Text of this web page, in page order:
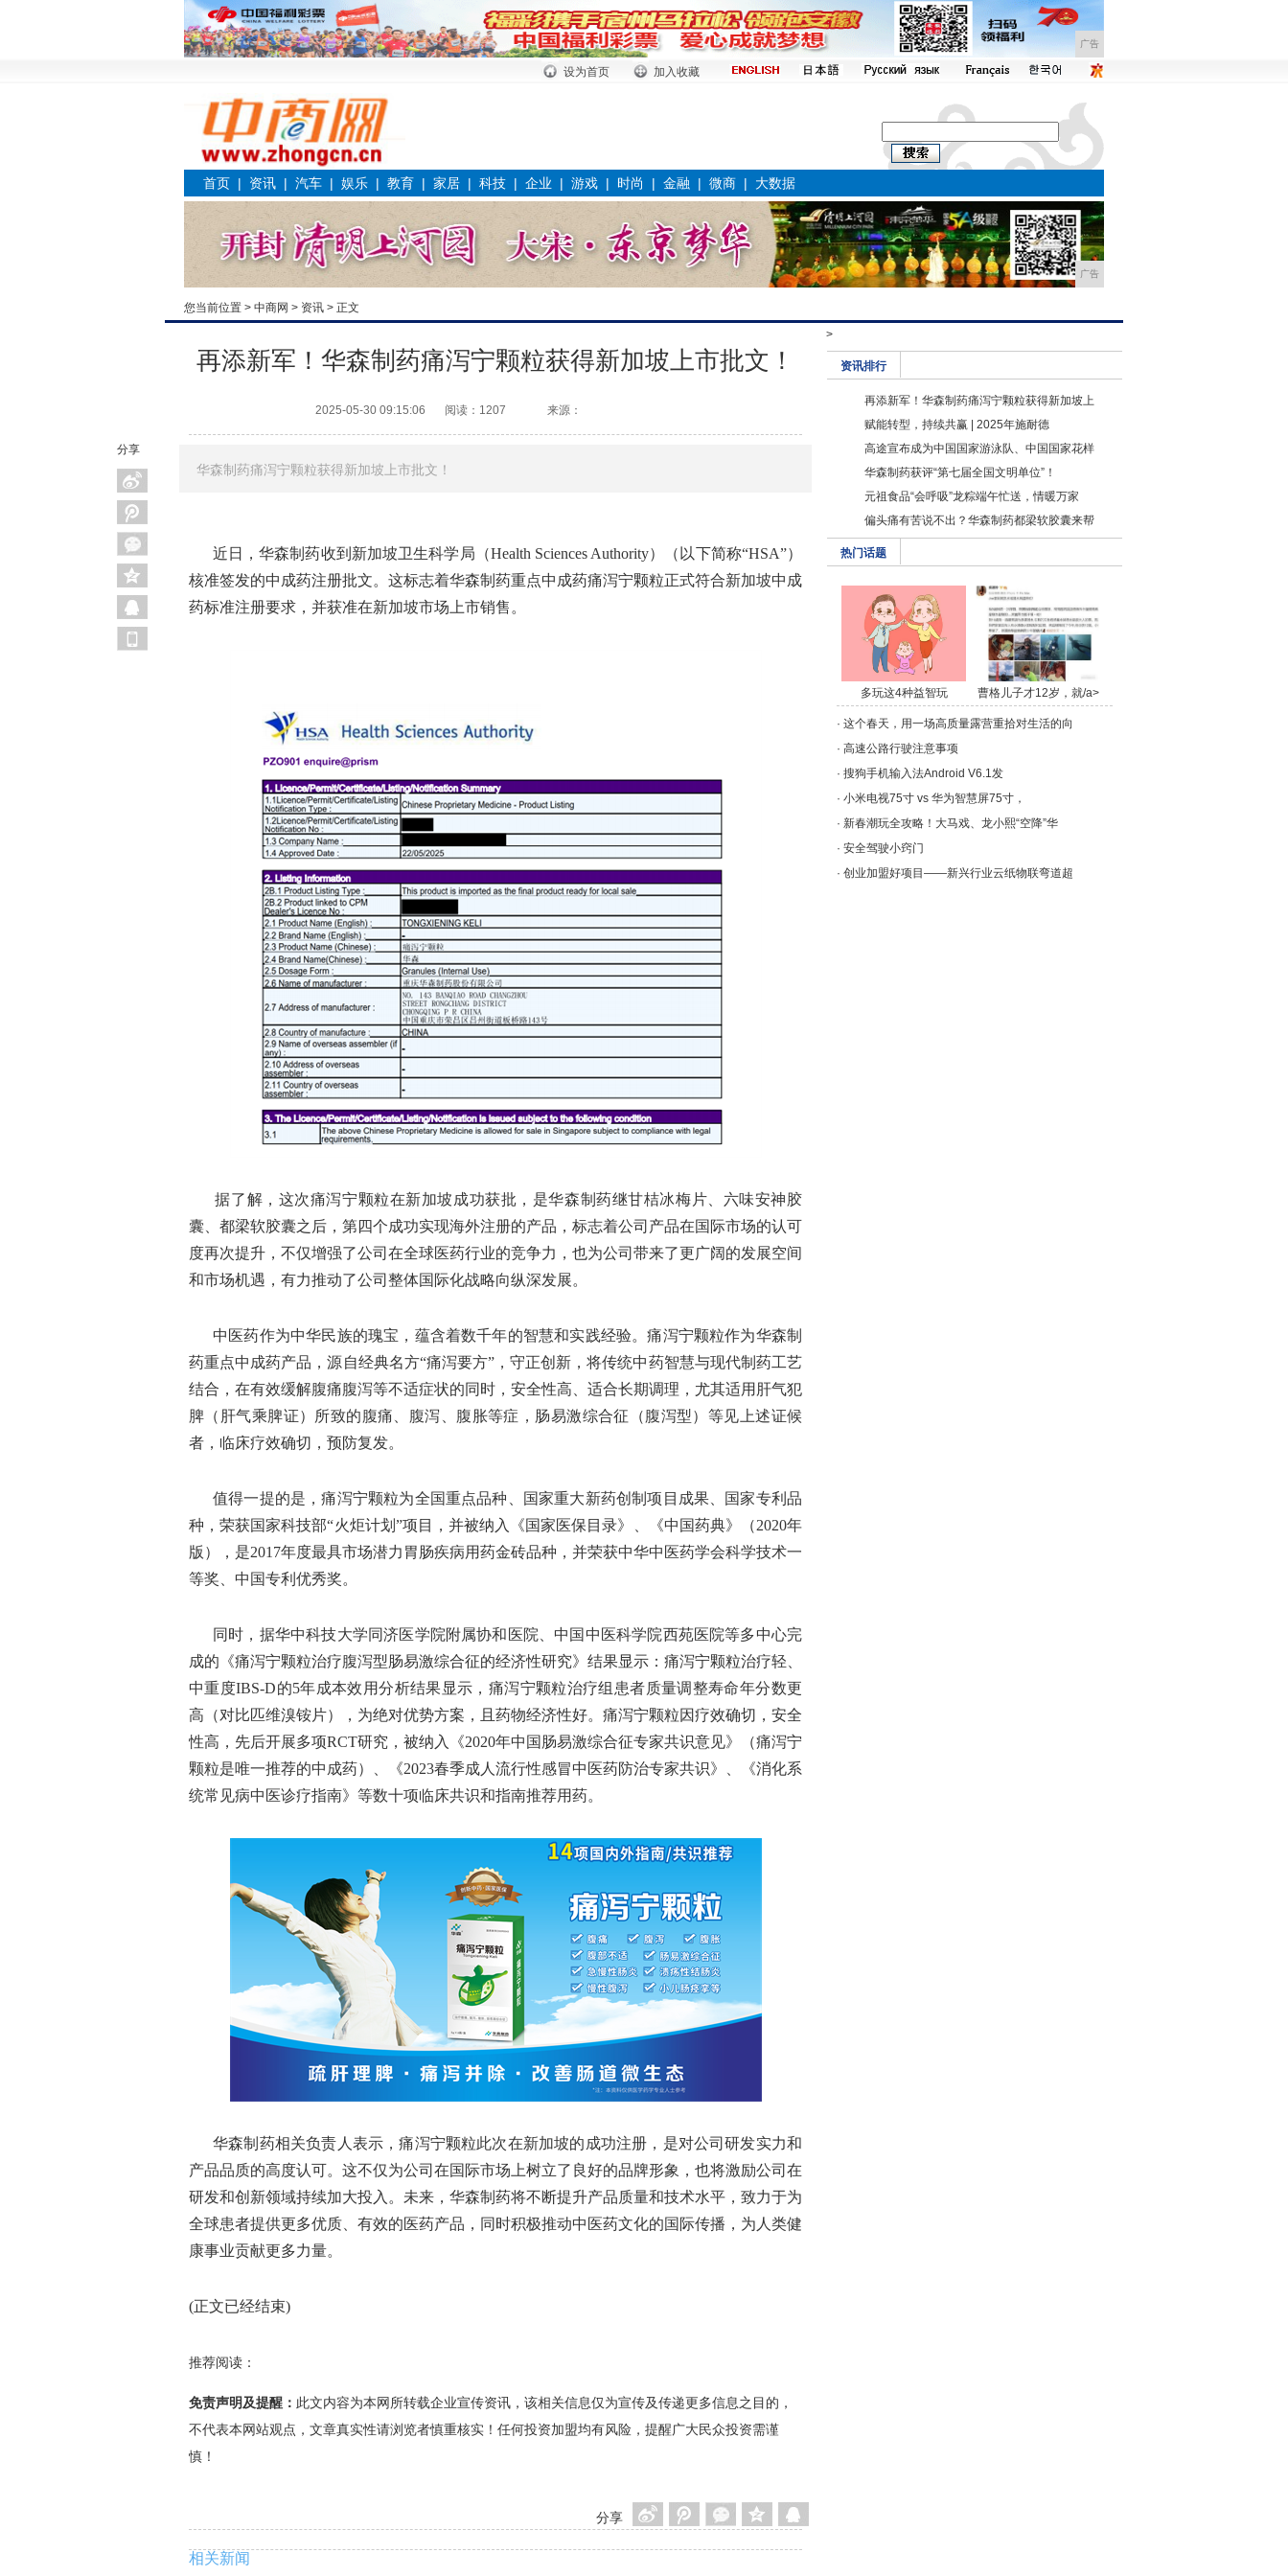
广告
设为首页 加入收藏
首页 | 资讯 | 汽车 | 娱乐 | 教育 | 家居 | 科技 | 企业 | 游戏 | 时尚 | 金融 | 微商 | 大数据
广告
您当前位置 > 中商网 > 资讯 > 正文
>
分享
再添新军！华森制药痛泻宁颗粒获得新加坡上市批文！
2025-05-30 09:15:06 阅读：1207 来源：
华森制药痛泻宁颗粒获得新加坡上市批文！
近日，华森制药收到新加坡卫生科学局（Health Sciences Authority）（以下简称“HSA”）
核准签发的中成药注册批文。这标志着华森制药重点中成药痛泻宁颗粒正式符合新加坡中成
药标准注册要求，并获准在新加坡市场上市销售。
据了解，这次痛泻宁颗粒在新加坡成功获批，是华森制药继甘桔冰梅片、六味安神胶
囊、都梁软胶囊之后，第四个成功实现海外注册的产品，标志着公司产品在国际市场的认可
度再次提升，不仅增强了公司在全球医药行业的竞争力，也为公司带来了更广阔的发展空间
和市场机遇，有力推动了公司整体国际化战略向纵深发展。
中医药作为中华民族的瑰宝，蕴含着数千年的智慧和实践经验。痛泻宁颗粒作为华森制
药重点中成药产品，源自经典名方“痛泻要方”，守正创新，将传统中药智慧与现代制药工艺
结合，在有效缓解腹痛腹泻等不适症状的同时，安全性高、适合长期调理，尤其适用肝气犯
脾（肝气乘脾证）所致的腹痛、腹泻、腹胀等症，肠易激综合征（腹泻型）等见上述证候
者，临床疗效确切，预防复发。
值得一提的是，痛泻宁颗粒为全国重点品种、国家重大新药创制项目成果、国家专利品
种，荣获国家科技部“火炬计划”项目，并被纳入《国家医保目录》、《中国药典》（2020年
版），是2017年度最具市场潜力胃肠疾病用药金砖品种，并荣获中华中医药学会科学技术一
等奖、中国专利优秀奖。
同时，据华中科技大学同济医学院附属协和医院、中国中医科学院西苑医院等多中心完
成的《痛泻宁颗粒治疗腹泻型肠易激综合征的经济性研究》结果显示：痛泻宁颗粒治疗轻、
中重度IBS-D的5年成本效用分析结果显示，痛泻宁颗粒治疗组患者质量调整寿命年分数更
高（对比匹维溴铵片），为绝对优势方案，且药物经济性好。痛泻宁颗粒因疗效确切，安全
性高，先后开展多项RCT研究，被纳入《2020年中国肠易激综合征专家共识意见》（痛泻宁
颗粒是唯一推荐的中成药）、《2023春季成人流行性感冒中医药防治专家共识》、《消化系
统常见病中医诊疗指南》等数十项临床共识和指南推荐用药。
华森制药相关负责人表示，痛泻宁颗粒此次在新加坡的成功注册，是对公司研发实力和
产品品质的高度认可。这不仅为公司在国际市场上树立了良好的品牌形象，也将激励公司在
研发和创新领域持续加大投入。未来，华森制药将不断提升产品质量和技术水平，致力于为
全球患者提供更多优质、有效的医药产品，同时积极推动中医药文化的国际传播，为人类健
康事业贡献更多力量。
(正文已经结束)
推荐阅读：
免责声明及提醒： 此文内容为本网所转载企业宣传资讯，该相关信息仅为宣传及传递更多信息之目的，
不代表本网站观点，文章真实性请浏览者慎重核实！任何投资加盟均有风险，提醒广大民众投资需谨
慎！
分享
相关新闻
资讯排行
再添新军！华森制药痛泻宁颗粒获得新加坡上
赋能转型，持续共赢 | 2025年施耐德
高途宣布成为中国国家游泳队、中国国家花样
华森制药获评“第七届全国文明单位”！
元祖食品“会呼吸”龙粽端午忙送，情暖万家
偏头痛有苦说不出？华森制药都梁软胶囊来帮
热门话题
多玩这4种益智玩
具，/a>
曹格儿子才12岁，就/a>
· 这个春天，用一场高质量露营重拾对生活的向
· 高速公路行驶注意事项
· 搜狗手机输入法Android V6.1发
· 小米电视75寸 vs 华为智慧屏75寸，
· 新春潮玩全攻略！大马戏、龙小熙“空降”华
· 安全驾驶小窍门
· 创业加盟好项目——新兴行业云纸物联弯道超